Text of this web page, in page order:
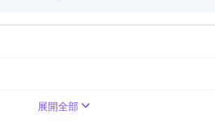
展開全部